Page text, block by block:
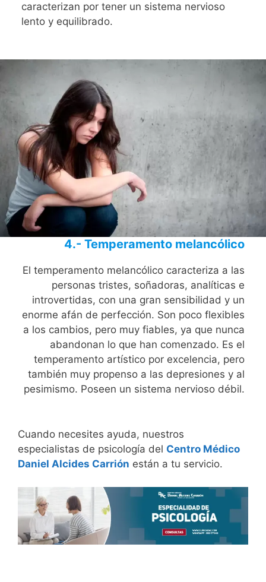
caracterizan por tener un sistema nervioso
lento y equilibrado.
4.- Temperamento melancólico
El temperamento melancólico caracteriza a las
personas tristes, soñadoras, analíticas e
introvertidas, con una gran sensibilidad y un
enorme afán de perfección. Son poco flexibles
a los cambios, pero muy fiables, ya que nunca
abandonan lo que han comenzado. Es el
temperamento artístico por excelencia, pero
también muy propenso a las depresiones y al
pesimismo. Poseen un sistema nervioso débil.
Cuando necesites ayuda, nuestros
especialistas de psicología del Centro Médico
Daniel Alcides Carrión están a tu servicio.